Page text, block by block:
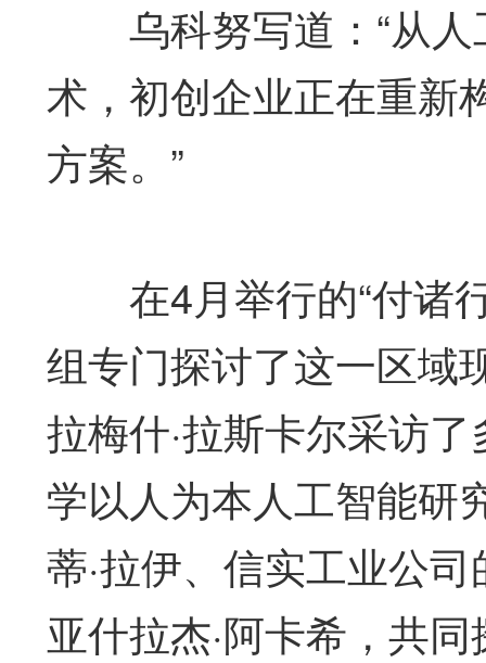
乌科努写道：“从人
术，初创企业正在重新
方案。”
在4月举行的“付诸
组专门探讨了这一区域
拉梅什·拉斯卡尔采访
学以人为本人工智能研
蒂·拉伊、信实工业公
亚什拉杰·阿卡希，共